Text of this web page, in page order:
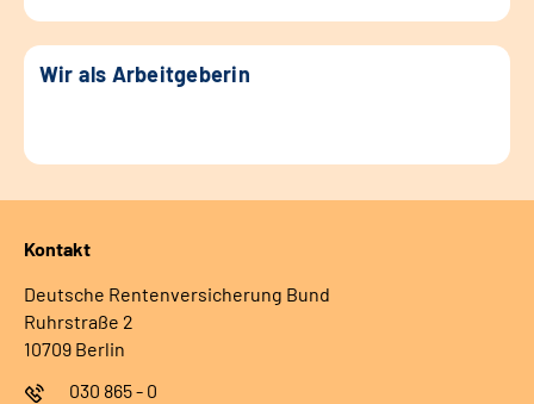
Wir als Arbeitgeberin
Kontakt
Deutsche Rentenversicherung Bund
Ruhrstraße 2
10709 Berlin
030 865 - 0